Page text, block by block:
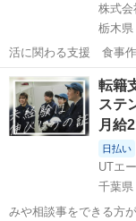
栃木県
活に関わる支援 食事
す。 【加入保険】各…
栃木 宇都宮市
転籍
ステ
月給
日払い
UTエ
千葉県
みや相談事をできる方